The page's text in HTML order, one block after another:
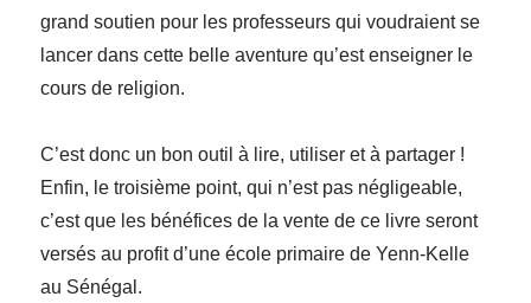
grand soutien pour les professeurs qui voudraient se
lancer dans cette belle aventure qu’est enseigner le
cours de religion.
C’est donc un bon outil à lire, utiliser et à partager !
Enfin, le troisième point, qui n’est pas négligeable,
c’est que les bénéfices de la vente de ce livre seront
versés au profit d’une école primaire de Yenn-Kelle
au Sénégal.